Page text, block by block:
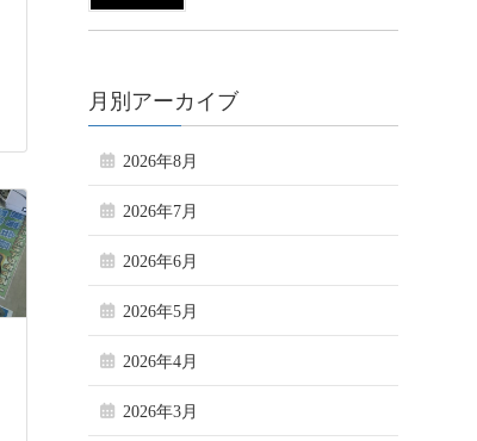
月別アーカイブ
2026年8月
2026年7月
2026年6月
2026年5月
2026年4月
2026年3月